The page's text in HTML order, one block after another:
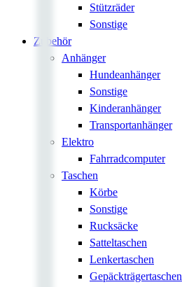
Stützräder
Sonstige
Zubehör
Anhänger
Hundeanhänger
Sonstige
Kinderanhänger
Transportanhänger
Elektro
Fahrradcomputer
Taschen
Körbe
Sonstige
Rucksäcke
Satteltaschen
Lenkertaschen
Gepäckträgertaschen